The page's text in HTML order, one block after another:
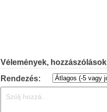
Vélemények, hozzászólások
Rendezés: